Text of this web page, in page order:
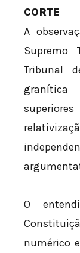
CORTE
A
Supremo
Tribunal
granítica
O
numérico